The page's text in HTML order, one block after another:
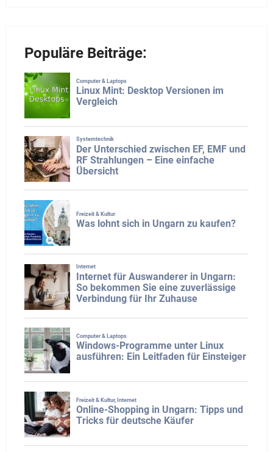
Populäre Beiträge: